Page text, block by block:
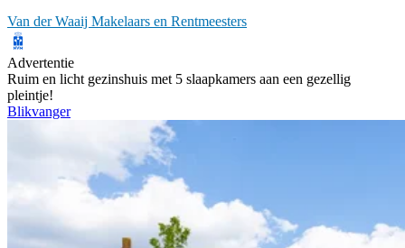
Van der Waaij Makelaars en Rentmeesters
Advertentie
Ruim en licht gezinshuis met 5 slaapkamers aan een gezellig
pleintje!
Blikvanger